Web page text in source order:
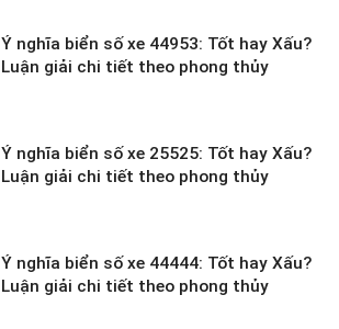
Ý nghĩa biển số xe 44953: Tốt hay Xấu?
Luận giải chi tiết theo phong thủy
Ý nghĩa biển số xe 25525: Tốt hay Xấu?
Luận giải chi tiết theo phong thủy
Ý nghĩa biển số xe 44444: Tốt hay Xấu?
Luận giải chi tiết theo phong thủy